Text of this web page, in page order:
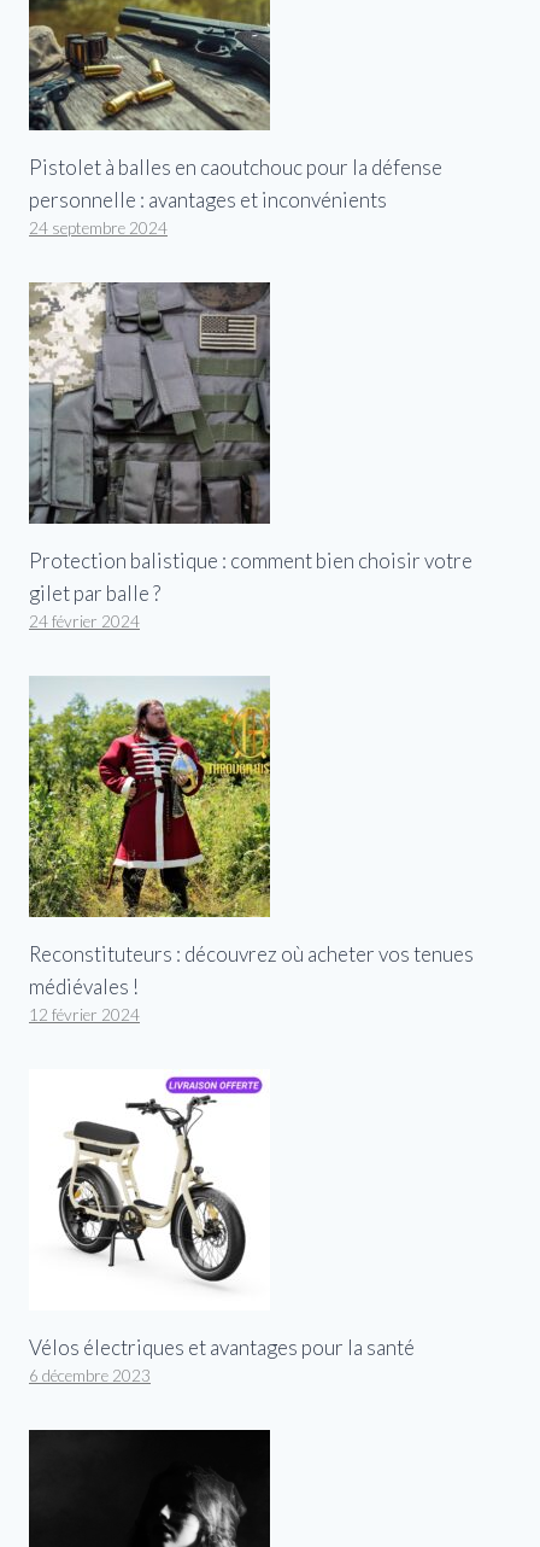
Pistolet à balles en caoutchouc pour la défense
personnelle : avantages et inconvénients
24 septembre 2024
Protection balistique : comment bien choisir votre
gilet par balle ?
24 février 2024
Reconstituteurs : découvrez où acheter vos tenues
médiévales !
12 février 2024
Vélos électriques et avantages pour la santé
6 décembre 2023